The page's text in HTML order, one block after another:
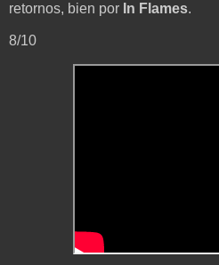
retornos, bien por In Flames.
8/10